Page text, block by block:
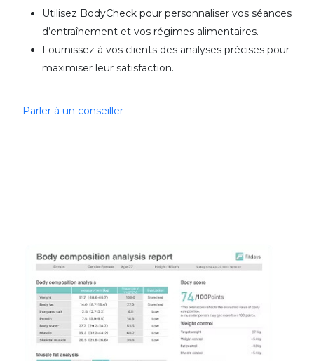
Utilisez BodyCheck pour personnaliser vos séances
d’entraînement et vos régimes alimentaires.
Fournissez à vos clients des analyses précises pour
maximiser leur satisfaction.
Parler à un conseiller